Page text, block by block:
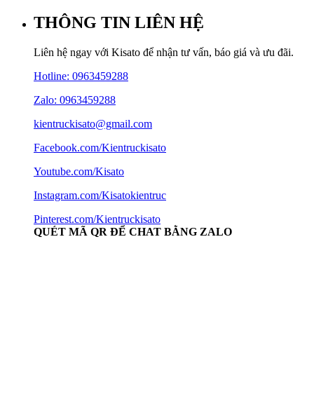
THÔNG TIN LIÊN HỆ
Liên hệ ngay với Kisato để nhận tư vấn, báo giá và ưu đãi.
Hotline: 0963459288
Zalo: 0963459288
kientruckisato@gmail.com
Facebook.com/Kientruckisato
Youtube.com/Kisato
Instagram.com/Kisatokientruc
Pinterest.com/Kientruckisato
QUÉT MÃ QR ĐỂ CHAT BẰNG ZALO